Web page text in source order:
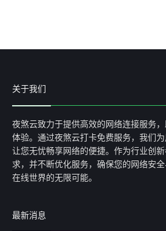
关于我们
夜煞云致力于提供高效的网络连接服务
体验。通过夜煞云打卡免费服务，我们为
让您无忧畅享网络的便捷。作为行业创
求，并不断优化服务，确保您的网络安
在线世界的无限可能。
最新消息